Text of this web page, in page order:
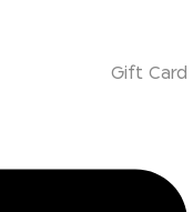
Gift Card